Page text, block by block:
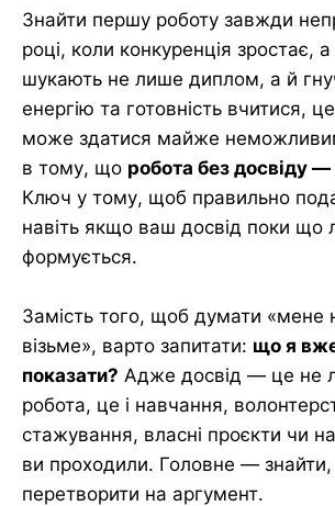
Знайти першу роботу завжди
році, коли конкуренція зростає,
шукають не лише диплом, а й
енергію та готовність вчитися,
може здатися майже
в тому, що робота без досвіду
Ключ у тому, щоб правильно
навіть якщо ваш досвід поки що
формується.
Замість того, щоб думати «мене
візьме», варто запитати: що я
показати? Адже досвід — це не
робота, це і навчання,
стажування, власні проєкти чи
ви проходили. Головне — знайти,
перетворити на аргумент.